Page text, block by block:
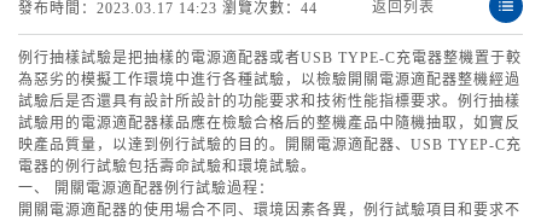
發布時間：2023.03.17 14:23 瀏覽次數：44 返回列表
例行抽樣試驗是把抽樣的電源適配器或者USB TYPE-C充電器整機置于較
為惡劣的模擬工作環境中進行各種試驗，以檢驗開關電源適配器整機經過
試驗后是否還具有設計所設計的功能要求和技術性能指標要求。例行抽樣
試驗用的電源適配器樣品應在檢驗合格后的整機產品中隨機抽取，如實反
映產品質量，以達到例行試驗的目的。開關電源適配器、USB TYEP-C充
電器的例行試驗包括壽命試驗和環境試驗。
一、 開關電源適配器例行試驗過程：
開關電源適配器的使用場合不同、環境因素各異，例行試驗項目和要求不